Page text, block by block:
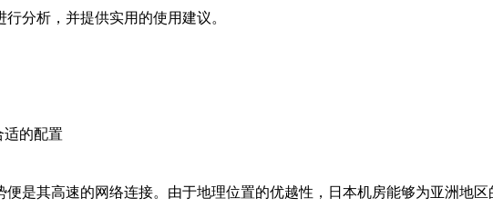
行分析，并提供实用的使用建议。
适的配置
便是其高速的网络连接。由于地理位置的优越性，日本机房能够为亚洲地